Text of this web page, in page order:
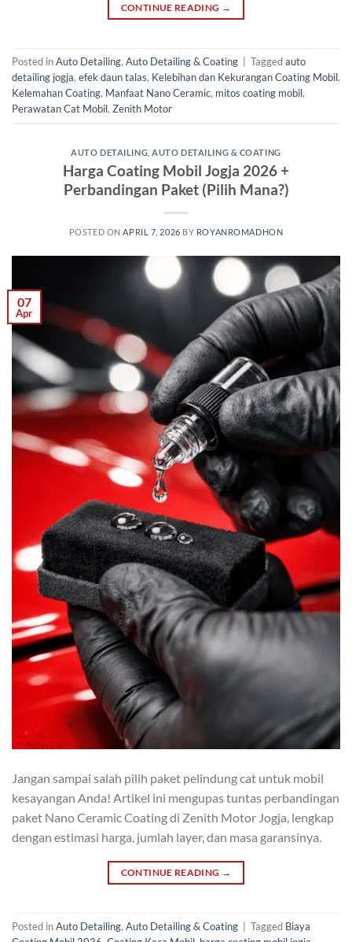
CONTINUE READING →
Posted inAuto Detailing, Auto Detailing & Coating Taggedauto
detailing jogja, efek daun talas, Kelebihan dan Kekurangan Coating Mobil,
Kelemahan Coating, Manfaat Nano Ceramic, mitos coating mobil,
Perawatan Cat Mobil, Zenith Motor
AUTO DETAILING ,AUTO DETAILING & COATING
Harga Coating Mobil Jogja 2026 +
Perbandingan Paket (Pilih Mana?)
POSTED ON APRIL 7, 2026 BY ROYANROMADHON
07
Apr
Jangan sampai salah pilih paket pelindung cat untuk mobil
kesayangan Anda! Artikel ini mengupas tuntas perbandingan
paket Nano Ceramic Coating di Zenith Motor Jogja, lengkap
dengan estimasi harga, jumlah layer, dan masa garansinya.
CONTINUE READING →
Posted inAuto Detailing, Auto Detailing & Coating Tagged Biaya